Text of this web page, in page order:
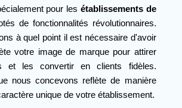
pour les établissements de
de fonctionnalités révolutionnaires.
à quel point il est nécessaire d'avoir
votre image de marque pour attirer
et les convertir en clients fidèles.
nous concevons reflète de manière
unique de votre établissement.